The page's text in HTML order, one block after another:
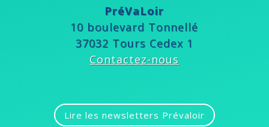
PréVaLoir
10 boulevard Tonnellé
37032 Tours Cedex 1
Contactez-nous
Lire les newsletters Prévaloir